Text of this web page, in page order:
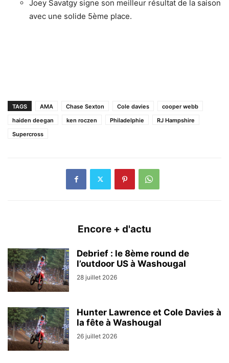
Joey Savatgy signe son meilleur résultat de la saison
avec une solide 5ème place.
TAGS AMA Chase Sexton Cole davies
cooper webb
haiden deegan
ken roczen Philadelphie
RJ Hampshire
Supercross
Encore + d'actu
Debrief : le 8ème round de
l’outdoor US à Washougal
28 juillet 2026
Hunter Lawrence et Cole Davies à
la fête à Washougal
26 juillet 2026